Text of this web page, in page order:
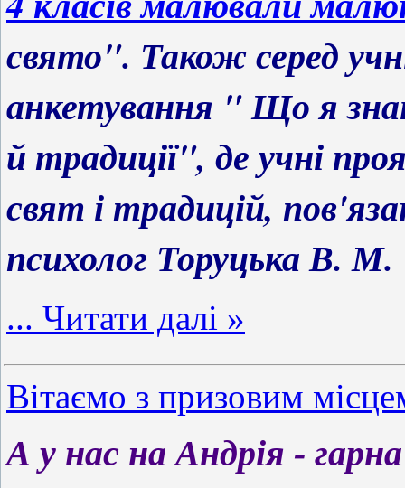
свято". Також серед
анкетування " Що я знаю
й традиції", де учні
свят і традицій,
психолог Торуцька В. М.
... Читати далі »
Вітаємо з призовим
А у нас на Андрія -